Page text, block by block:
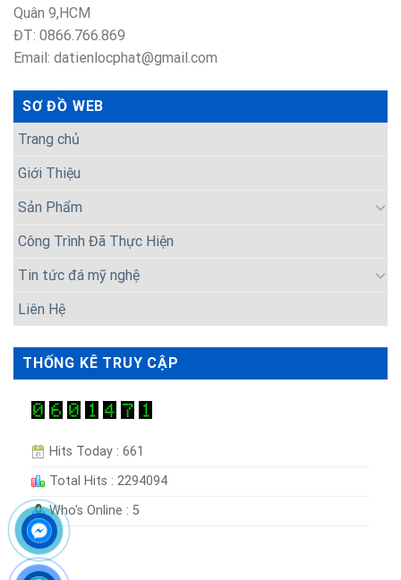
Quân 9,HCM
ĐT: 0866.766.869
Email: datienlocphat@gmail.com
SƠ ĐỒ WEB
Trang chủ
Giới Thiệu
Sản Phẩm
Công Trình Đã Thực Hiện
Tin tức đá mỹ nghệ
Liên Hệ
THỐNG KÊ TRUY CẬP
Hits Today : 661
Total Hits : 2294094
Who's Online : 5